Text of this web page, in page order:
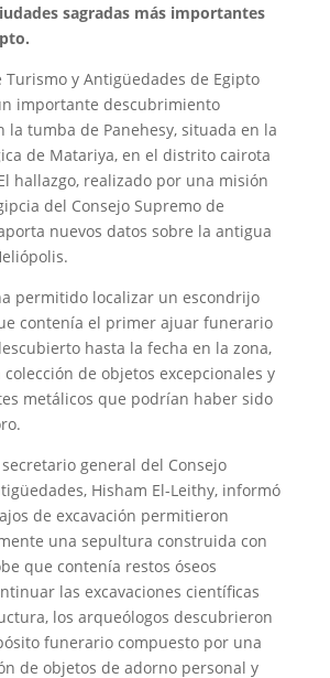
sagradas más importantes
y Antigüedades de Egipto
importante descubrimiento
la tumba de Panehesy, situada en la
de Matariya, en el distrito cairota
hallazgo, realizado por una misión
del Consejo Supremo de
nuevos datos sobre la antigua
permitido localizar un escondrijo
contenía el primer ajuar funerario
hasta la fecha en la zona,
de objetos excepcionales y
metálicos que podrían haber sido
general del Consejo
Hisham El-Leithy, informó
de excavación permitieron
una sepultura construida con
que contenía restos óseos
las excavaciones científicas
los arqueólogos descubrieron
funerario compuesto por una
de objetos de adorno personal y